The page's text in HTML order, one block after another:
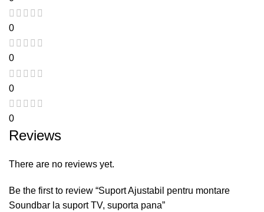
0
0
0
0
Reviews
There are no reviews yet.
Be the first to review “Suport Ajustabil pentru montare
Soundbar la suport TV, suporta pana”